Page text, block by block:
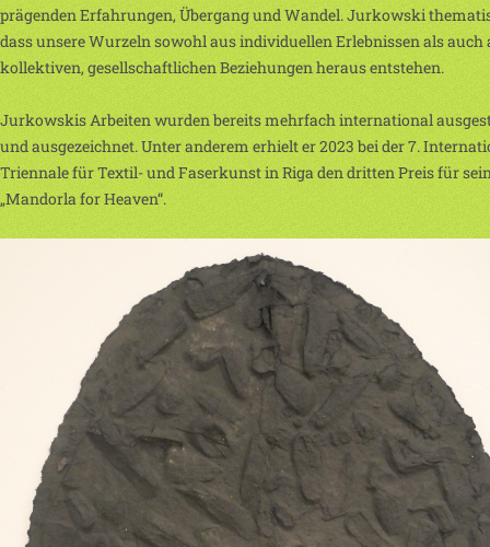
prägenden Erfahrungen, Übergang und Wandel. Jurkowski
dass unsere Wurzeln sowohl aus individuellen Erlebnissen als auch
kollektiven, gesellschaftlichen Beziehungen heraus entstehen.
Jurkowskis Arbeiten wurden bereits mehrfach international
und ausgezeichnet. Unter anderem erhielt er 2023 bei der 7.
Triennale für Textil- und Faserkunst in Riga den dritten Preis für
„Mandorla for Heaven“.